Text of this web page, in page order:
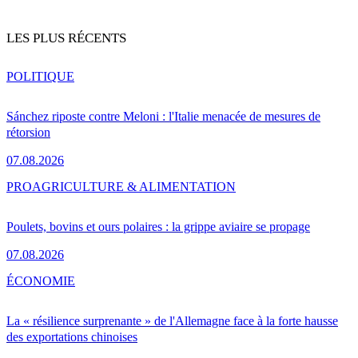
LES PLUS RÉCENTS
Sánchez riposte contre Meloni : l'Italie menacée de mesures de
rétorsion
07.08.2026
POLITIQUE
Poulets, bovins et ours polaires : la grippe aviaire se propage
07.08.2026
PROAGRICULTURE & ALIMENTATION
La « résilience surprenante » de l'Allemagne face à la forte hausse
des exportations chinoises
ÉCONOMIE